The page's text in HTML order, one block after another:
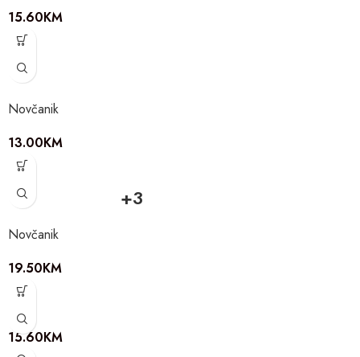
15.60KM
Novčanik
13.00KM
+3
Novčanik
19.50KM
15.60KM